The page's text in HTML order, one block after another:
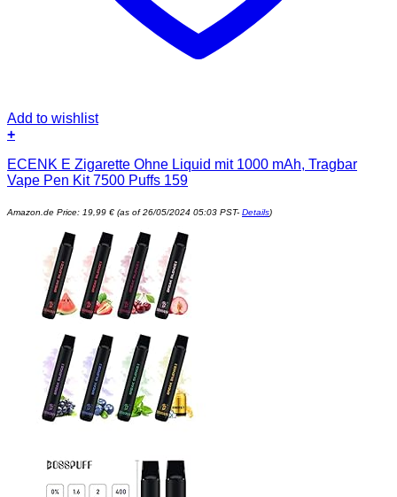
Add to wishlist
+
ECENK E Zigarette Ohne Liquid mit 1000 mAh, Tragbar
Vape Pen Kit 7500 Puffs 159
Amazon.de Price: 19,99 € (as of 26/05/2024 05:03 PST- Details)